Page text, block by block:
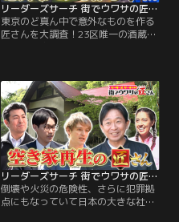
リーダーズサーチ 街でウワサの匠さん 東京のど真ん中で意外なものを作る匠さんを大調査！23区唯一の酒蔵や、鮮度抜群のアスパラガスも！
東京のど真ん中で意外なものを作る
匠さんを大調査！23区唯一の酒蔵
を大調査！今回のゲストは、滝沢沙
織さん、B＆ZAI の稲葉通陽さん！東
京でつくられる鮮度抜群のアスパラ
ガスで、匠オススメのアスパラガス
料理を！さらに…。
リーダーズサーチ 街でウワサの匠さん 倒壊や火災の危険性、さらに犯罪拠点にもなっていて日本の大きな社会問題になっていた空き家問題解決の匠さんを大調査！
倒壊や火災の危険性、さらに犯罪拠
点にもなっていて日本の大きな社会